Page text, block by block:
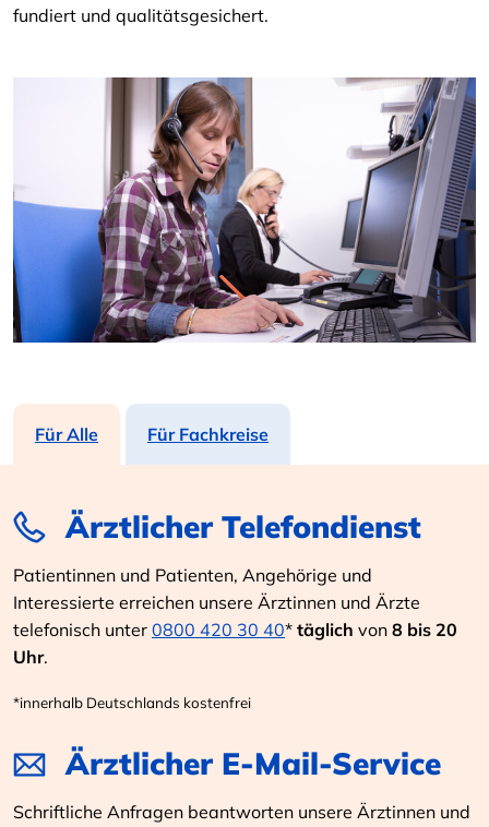
fundiert und qualitätsgesichert.
Für Alle Für Fachkreise
Ärztlicher Telefondienst
Patientinnen und Patienten, Angehörige und
Interessierte erreichen unsere Ärztinnen und Ärzte
telefonisch unter 0800 420 30 40* täglich von 8 bis 20
Uhr.
*innerhalb Deutschlands kostenfrei
Ärztlicher E-Mail-Service
Schriftliche Anfragen beantworten unsere Ärztinnen und